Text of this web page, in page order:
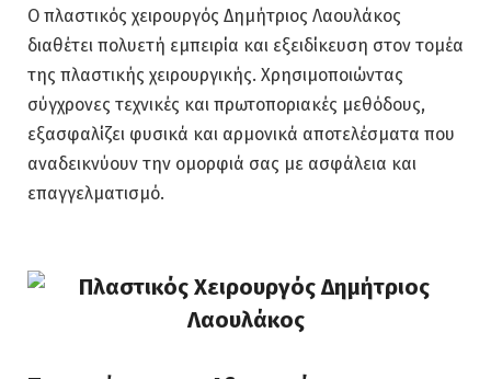
Ο πλαστικός χειρουργός Δημήτριος Λαουλάκος
διαθέτει πολυετή εμπειρία και εξειδίκευση στον τομέα
της πλαστικής χειρουργικής. Χρησιμοποιώντας
σύγχρονες τεχνικές και πρωτοποριακές μεθόδους,
εξασφαλίζει φυσικά και αρμονικά αποτελέσματα που
αναδεικνύουν την ομορφιά σας με ασφάλεια και
επαγγελματισμό.